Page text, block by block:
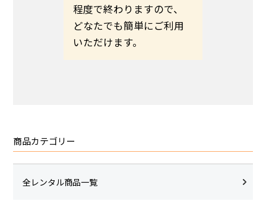
程度で終わりますので、
どなたでも簡単にご利用
いただけます。
商品カテゴリー
全レンタル商品一覧